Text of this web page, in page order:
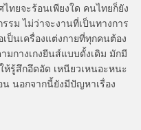
ทยจะร้อนเพียงใด คนไทยก็ยัง
รม ไม่ว่าจะงานที่เป็นทางการ
ป็นเครื่องแต่งกายที่ทุกคนต้อง
มกางเกงยีนส์แบบดั้งเดิม มักมี
รู้สึกอึดอัด เหนียวเหนอะหนะ
นอกจากนี้ยังมีปัญหาเรื่อง